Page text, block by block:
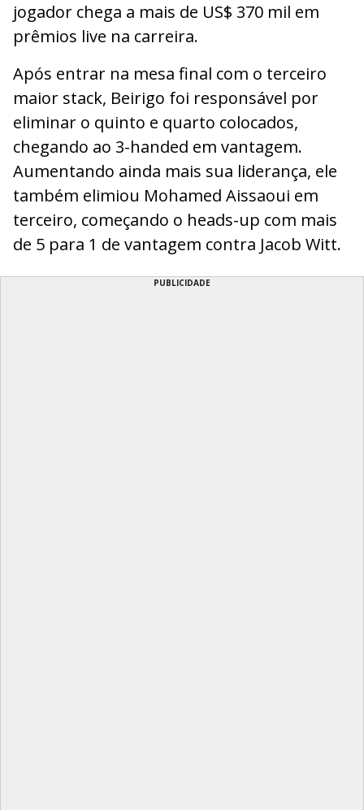
jogador chega a mais de US$ 370 mil em
prêmios live na carreira.
Após entrar na mesa final com o terceiro
maior stack, Beirigo foi responsável por
eliminar o quinto e quarto colocados,
chegando ao 3-handed em vantagem.
Aumentando ainda mais sua liderança, ele
também elimiou Mohamed Aissaoui em
terceiro, começando o heads-up com mais
de 5 para 1 de vantagem contra Jacob Witt.
PUBLICIDADE